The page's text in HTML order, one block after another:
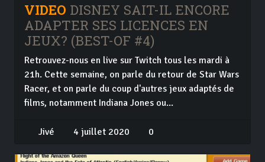
VIDEO DISNEY SAIT-IL ENCORE
ADAPTER SES LICENCES EN
JEUX? (BEST-OF #4)
Retrouvez-nous en live sur Twitch tous les mardi à
21h. Cette semaine, on parle du retour de Star Wars
Racer, et on parle du coup d'autres jeux adaptés de
films, notamment Indiana Jones ou...
Jivé 4 juillet 2020 0